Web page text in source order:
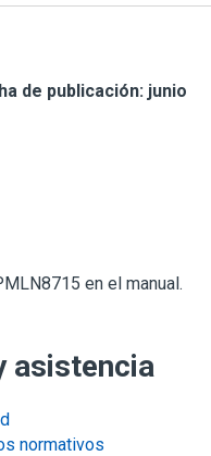
de publicación: junio
en el manual.
asistencia
normativos